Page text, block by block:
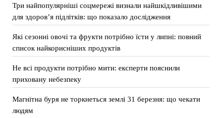
Три найпопулярніші соцмережі визнали найшкідливішими
для здоров’я підлітків: що показало дослідження
Які сезонні овочі та фрукти потрібно їсти у липні: повний
список найкорисніших продуктів
Не всі продукти потрібно мити: експерти пояснили
приховану небезпеку
Магнітна буря не торкнеться землі 31 березня: що чекати
людям